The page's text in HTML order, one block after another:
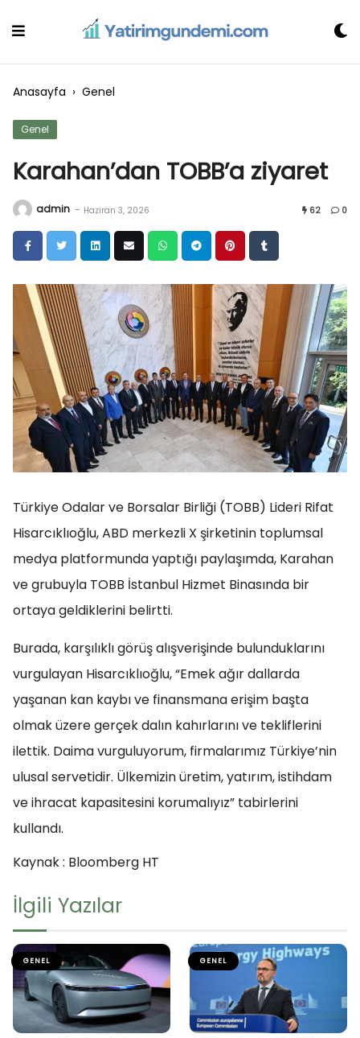
Anasayfa › Genel
Genel
Karahan’dan TOBB’a ziyaret
admin - Haziran 3, 2026 62 0
Türkiye Odalar ve Borsalar Birliği (TOBB) Lideri Rifat
Hisarcıklıoğlu, ABD merkezli X şirketinin toplumsal
medya platformunda yaptığı paylaşımda, Karahan
ve grubuyla TOBB İstanbul Hizmet Binasında bir
ortaya geldiklerini belirtti.
Burada, karşılıklı görüş alışverişinde bulunduklarını
vurgulayan Hisarcıklıoğlu, “Emek ağır dallarda
yaşanan kan kaybı ve finansmana erişim başta
olmak üzere gerçek dalın kahırlarını ve tekliflerini
ilettik. Daima vurguluyorum, firmalarımız Türkiye’nin
ulusal servetidir. Ülkemizin üretim, yatırım, istihdam
ve ihracat kapasitesini korumalıyız” tabirlerini
kullandı.
Kaynak : Bloomberg HT
İlgili Yazılar
GENEL GENEL